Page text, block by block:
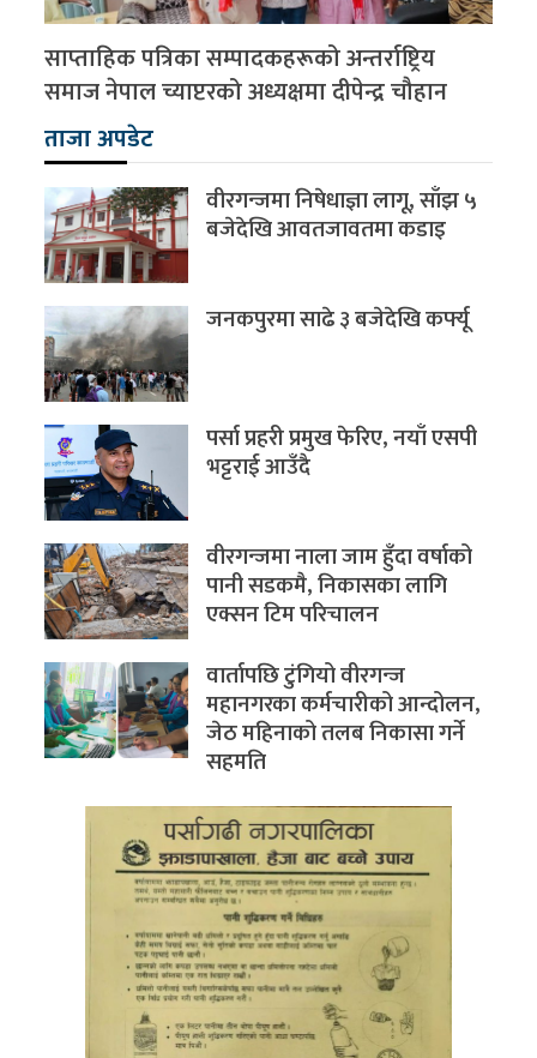
साप्ताहिक पत्रिका सम्पादकहरूको अन्तर्राष्ट्रिय
समाज नेपाल च्याप्टरको अध्यक्षमा दीपेन्द्र चौहान
ताजा अपडेट
वीरगन्जमा निषेधाज्ञा लागू, साँझ ५
बजेदेखि आवतजावतमा कडाइ
जनकपुरमा साढे ३ बजेदेखि कर्फ्यू
पर्सा प्रहरी प्रमुख फेरिए, नयाँ एसपी
भट्टराई आउँदै
वीरगन्जमा नाला जाम हुँदा वर्षाको
पानी सडकमै, निकासका लागि
एक्सन टिम परिचालन
वार्तापछि टुंगियो वीरगन्ज
महानगरका कर्मचारीको आन्दोलन,
जेठ महिनाको तलब निकासा गर्ने
सहमति